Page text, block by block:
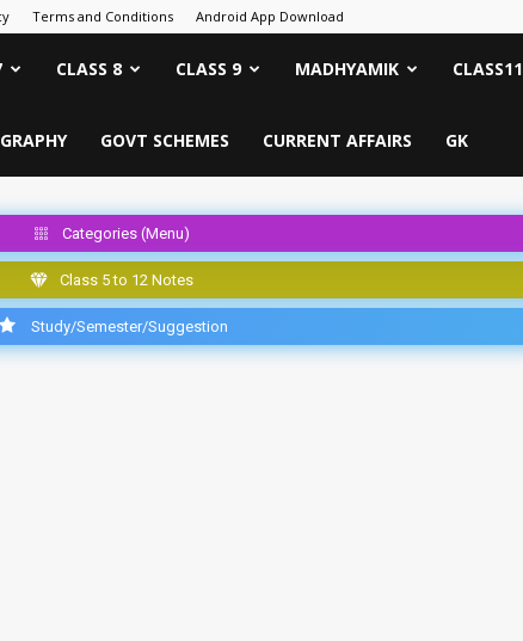
Terms and Conditions Android App Download
CLASS 8 CLASS 9 MADHYAMIK CLASS11
GOVT SCHEMES CURRENT AFFAIRS GK
Categories (Menu)
Class 5 to 12 Notes
Study/Semester/Suggestion